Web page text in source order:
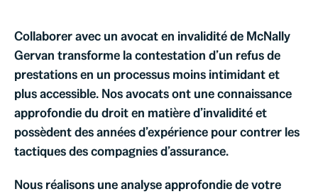
Collaborer avec un avocat en invalidité de McNally
Gervan transforme la contestation d’un refus de
prestations en un processus moins intimidant et
plus accessible. Nos avocats ont une connaissance
approfondie du droit en matière d’invalidité et
possèdent des années d’expérience pour contrer les
tactiques des compagnies d’assurance.
Nous réalisons une analyse approfondie de votre